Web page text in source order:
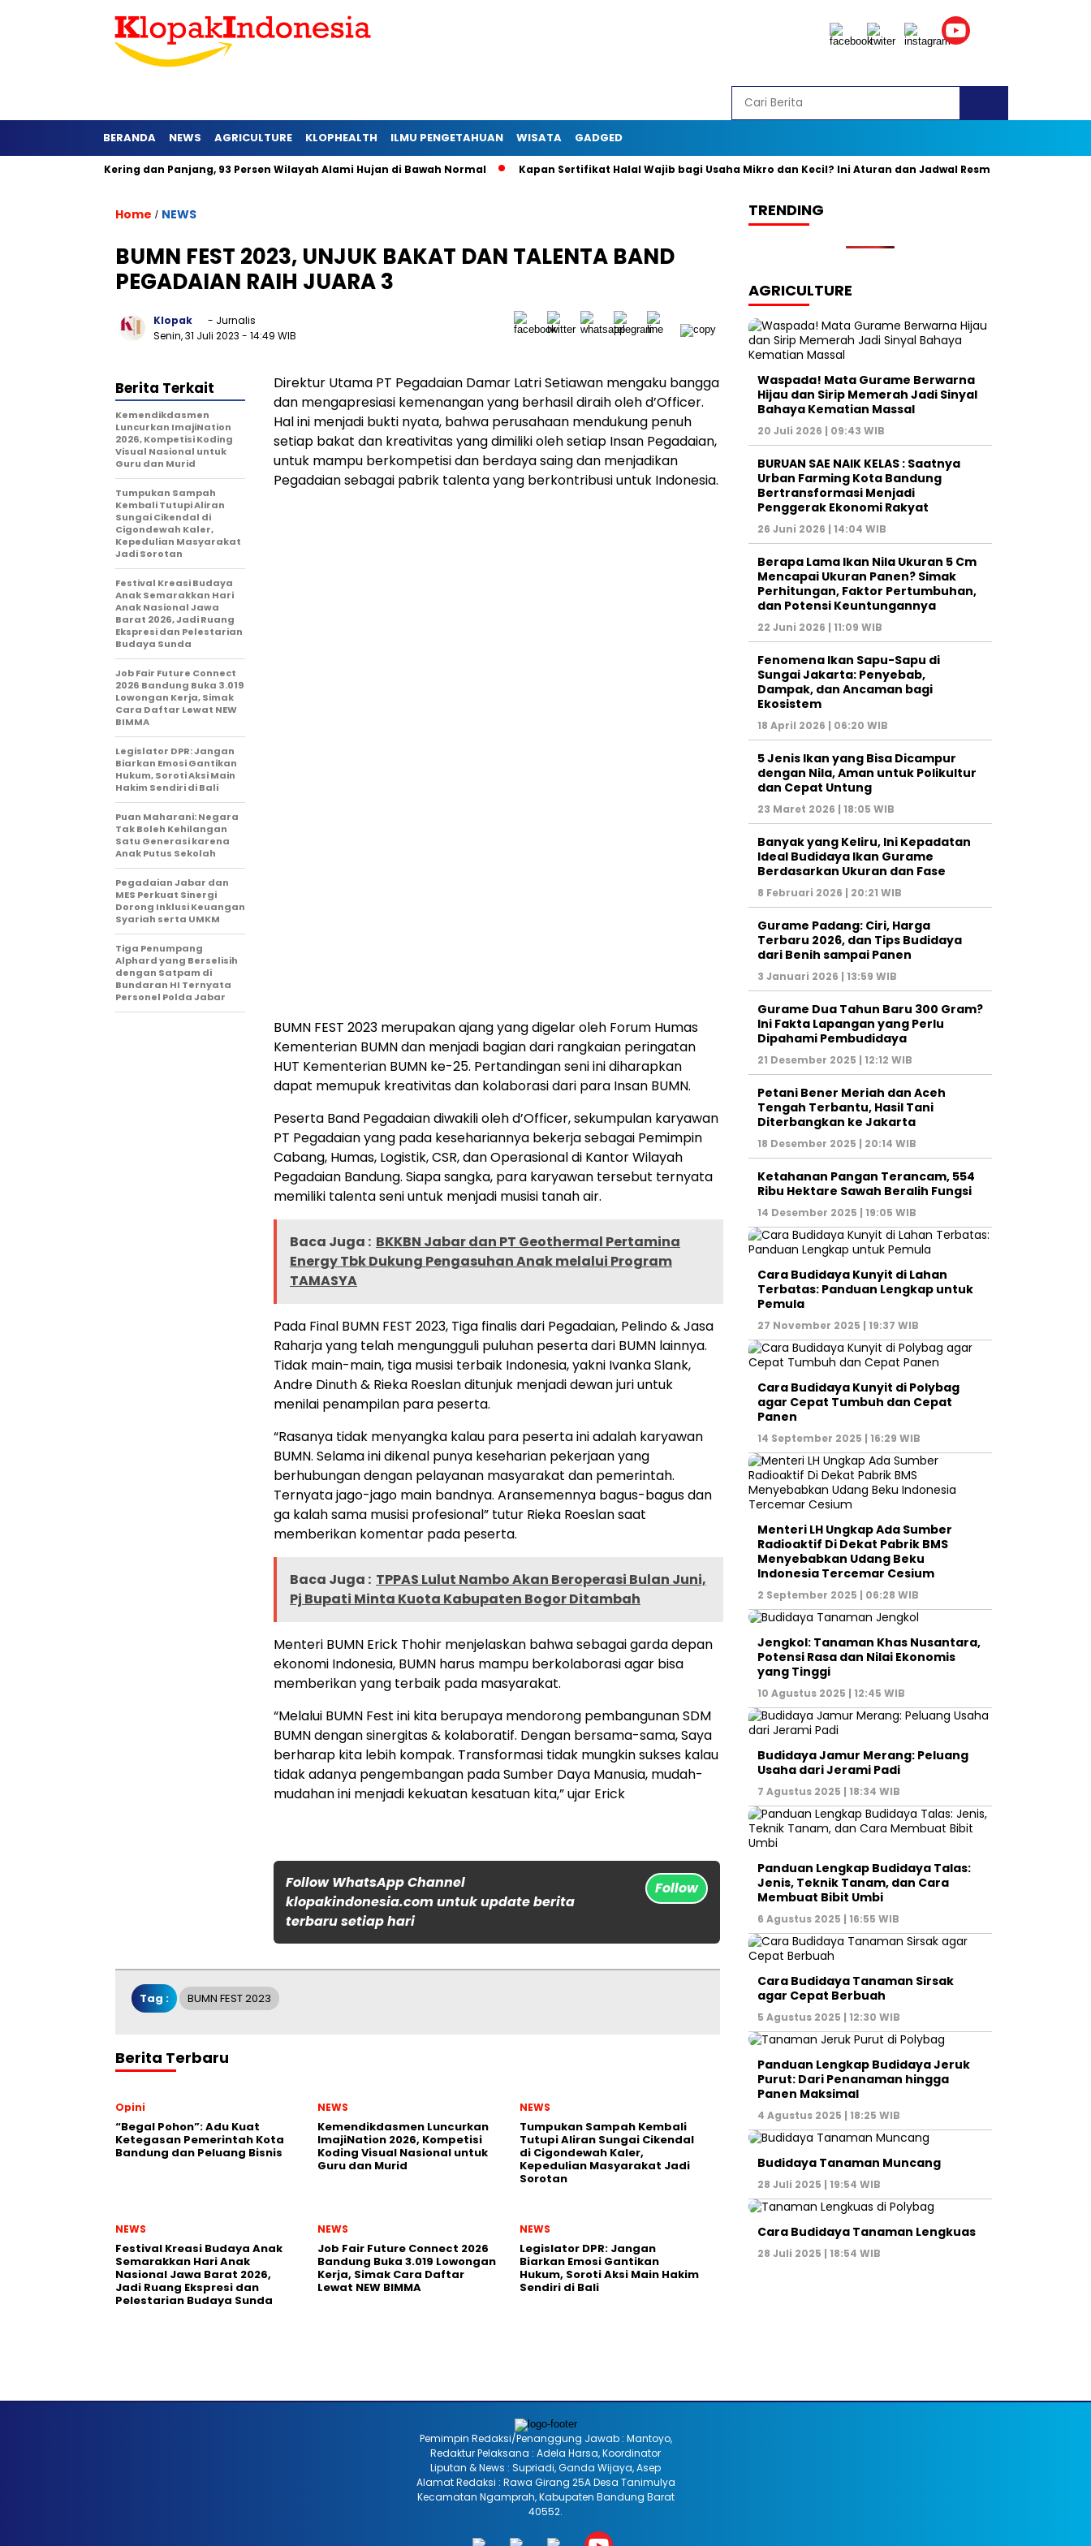
BERANDA NEWS AGRICULTURE KLOPHEALTH ILMU PENGETAHUAN WISATA GADGED
Barat Lebih Kering dan Panjang, 93 Persen Wilayah Alami Hujan di Bawah Normal Kapan Sertifikat Halal Wajib bagi Usaha Mikro dan Kecil? Ini Aturan dan Jadwal Resminya
Home / NEWS
BUMN FEST 2023, UNJUK BAKAT DAN TALENTA BAND
PEGADAIAN RAIH JUARA 3
Klopak
- Jurnalis
Senin, 31 Juli 2023 - 14:49 WIB
Direktur Utama PT Pegadaian Damar Latri Setiawan mengaku bangga
dan mengapresiasi kemenangan yang berhasil diraih oleh d’Officer.
Hal ini menjadi bukti nyata, bahwa perusahaan mendukung penuh
setiap bakat dan kreativitas yang dimiliki oleh setiap Insan Pegadaian,
untuk mampu berkompetisi dan berdaya saing dan menjadikan
Pegadaian sebagai pabrik talenta yang berkontribusi untuk Indonesia.
BUMN FEST 2023 merupakan ajang yang digelar oleh Forum Humas
Kementerian BUMN dan menjadi bagian dari rangkaian peringatan
HUT Kementerian BUMN ke-25. Pertandingan seni ini diharapkan
dapat memupuk kreativitas dan kolaborasi dari para Insan BUMN.
Peserta Band Pegadaian diwakili oleh d’Officer, sekumpulan karyawan
PT Pegadaian yang pada kesehariannya bekerja sebagai Pemimpin
Cabang, Humas, Logistik, CSR, dan Operasional di Kantor Wilayah
Pegadaian Bandung. Siapa sangka, para karyawan tersebut ternyata
memiliki talenta seni untuk menjadi musisi tanah air.
Baca Juga : BKKBN Jabar dan PT Geothermal Pertamina
Energy Tbk Dukung Pengasuhan Anak melalui Program
TAMASYA
Pada Final BUMN FEST 2023, Tiga finalis dari Pegadaian, Pelindo & Jasa
Raharja yang telah mengungguli puluhan peserta dari BUMN lainnya.
Tidak main-main, tiga musisi terbaik Indonesia, yakni Ivanka Slank,
Andre Dinuth & Rieka Roeslan ditunjuk menjadi dewan juri untuk
menilai penampilan para peserta.
“Rasanya tidak menyangka kalau para peserta ini adalah karyawan
BUMN. Selama ini dikenal punya keseharian pekerjaan yang
berhubungan dengan pelayanan masyarakat dan pemerintah.
Ternyata jago-jago main bandnya. Aransemennya bagus-bagus dan
ga kalah sama musisi profesional” tutur Rieka Roeslan saat
memberikan komentar pada peserta.
Baca Juga : TPPAS Lulut Nambo Akan Beroperasi Bulan Juni,
Pj Bupati Minta Kuota Kabupaten Bogor Ditambah
Menteri BUMN Erick Thohir menjelaskan bahwa sebagai garda depan
ekonomi Indonesia, BUMN harus mampu berkolaborasi agar bisa
memberikan yang terbaik pada masyarakat.
“Melalui BUMN Fest ini kita berupaya mendorong pembangunan SDM
BUMN dengan sinergitas & kolaboratif. Dengan bersama-sama, Saya
berharap kita lebih kompak. Transformasi tidak mungkin sukses kalau
tidak adanya pengembangan pada Sumber Daya Manusia, mudah-
mudahan ini menjadi kekuatan kesatuan kita,” ujar Erick
Follow WhatsApp Channel
klopakindonesia.com untuk update berita
terbaru setiap hari
Follow
Berita Terkait
Kemendikdasmen
Luncurkan ImajiNation
2026, Kompetisi Koding
Visual Nasional untuk
Guru dan Murid
Tumpukan Sampah
Kembali Tutupi Aliran
Sungai Cikendal di
Cigondewah Kaler,
Kepedulian Masyarakat
Jadi Sorotan
Festival Kreasi Budaya
Anak Semarakkan Hari
Anak Nasional Jawa
Barat 2026, Jadi Ruang
Ekspresi dan Pelestarian
Budaya Sunda
Job Fair Future Connect
2026 Bandung Buka 3.019
Lowongan Kerja, Simak
Cara Daftar Lewat NEW
BIMMA
Legislator DPR: Jangan
Biarkan Emosi Gantikan
Hukum, Soroti Aksi Main
Hakim Sendiri di Bali
Puan Maharani: Negara
Tak Boleh Kehilangan
Satu Generasi karena
Anak Putus Sekolah
Pegadaian Jabar dan
MES Perkuat Sinergi
Dorong Inklusi Keuangan
Syariah serta UMKM
Tiga Penumpang
Alphard yang Berselisih
dengan Satpam di
Bundaran HI Ternyata
Personel Polda Jabar
Tag : BUMN FEST 2023
Berita Terbaru
Opini
“Begal Pohon”: Adu Kuat
Ketegasan Pemerintah Kota
Bandung dan Peluang Bisnis
NEWS
Kemendikdasmen Luncurkan
ImajiNation 2026, Kompetisi
Koding Visual Nasional untuk
Guru dan Murid
NEWS
Tumpukan Sampah Kembali
Tutupi Aliran Sungai Cikendal
di Cigondewah Kaler,
Kepedulian Masyarakat Jadi
Sorotan
NEWS
Festival Kreasi Budaya Anak
Semarakkan Hari Anak
Nasional Jawa Barat 2026,
Jadi Ruang Ekspresi dan
Pelestarian Budaya Sunda
NEWS
Job Fair Future Connect 2026
Bandung Buka 3.019 Lowongan
Kerja, Simak Cara Daftar
Lewat NEW BIMMA
NEWS
Legislator DPR: Jangan
Biarkan Emosi Gantikan
Hukum, Soroti Aksi Main Hakim
Sendiri di Bali
TRENDING
AGRICULTURE
Waspada! Mata Gurame Berwarna
Hijau dan Sirip Memerah Jadi Sinyal
Bahaya Kematian Massal
20 Juli 2026 | 09:43 WIB
BURUAN SAE NAIK KELAS : Saatnya
Urban Farming Kota Bandung
Bertransformasi Menjadi
Penggerak Ekonomi Rakyat
26 Juni 2026 | 14:04 WIB
Berapa Lama Ikan Nila Ukuran 5 Cm
Mencapai Ukuran Panen? Simak
Perhitungan, Faktor Pertumbuhan,
dan Potensi Keuntungannya
22 Juni 2026 | 11:09 WIB
Fenomena Ikan Sapu-Sapu di
Sungai Jakarta: Penyebab,
Dampak, dan Ancaman bagi
Ekosistem
18 April 2026 | 06:20 WIB
5 Jenis Ikan yang Bisa Dicampur
dengan Nila, Aman untuk Polikultur
dan Cepat Untung
23 Maret 2026 | 18:05 WIB
Banyak yang Keliru, Ini Kepadatan
Ideal Budidaya Ikan Gurame
Berdasarkan Ukuran dan Fase
8 Februari 2026 | 20:21 WIB
Gurame Padang: Ciri, Harga
Terbaru 2026, dan Tips Budidaya
dari Benih sampai Panen
3 Januari 2026 | 13:59 WIB
Gurame Dua Tahun Baru 300 Gram?
Ini Fakta Lapangan yang Perlu
Dipahami Pembudidaya
21 Desember 2025 | 12:12 WIB
Petani Bener Meriah dan Aceh
Tengah Terbantu, Hasil Tani
Diterbangkan ke Jakarta
18 Desember 2025 | 20:14 WIB
Ketahanan Pangan Terancam, 554
Ribu Hektare Sawah Beralih Fungsi
14 Desember 2025 | 19:05 WIB
Cara Budidaya Kunyit di Lahan
Terbatas: Panduan Lengkap untuk
Pemula
27 November 2025 | 19:37 WIB
Cara Budidaya Kunyit di Polybag
agar Cepat Tumbuh dan Cepat
Panen
14 September 2025 | 16:29 WIB
Menteri LH Ungkap Ada Sumber
Radioaktif Di Dekat Pabrik BMS
Menyebabkan Udang Beku
Indonesia Tercemar Cesium
2 September 2025 | 06:28 WIB
Jengkol: Tanaman Khas Nusantara,
Potensi Rasa dan Nilai Ekonomis
yang Tinggi
10 Agustus 2025 | 12:45 WIB
Budidaya Jamur Merang: Peluang
Usaha dari Jerami Padi
7 Agustus 2025 | 18:34 WIB
Panduan Lengkap Budidaya Talas:
Jenis, Teknik Tanam, dan Cara
Membuat Bibit Umbi
6 Agustus 2025 | 16:55 WIB
Cara Budidaya Tanaman Sirsak
agar Cepat Berbuah
5 Agustus 2025 | 12:30 WIB
Panduan Lengkap Budidaya Jeruk
Purut: Dari Penanaman hingga
Panen Maksimal
4 Agustus 2025 | 18:25 WIB
Budidaya Tanaman Muncang
28 Juli 2025 | 19:54 WIB
Cara Budidaya Tanaman Lengkuas
28 Juli 2025 | 18:54 WIB
Pemimpin Redaksi/Penanggung Jawab : Mantoyo,
Redaktur Pelaksana : Adela Harsa, Koordinator
Liputan & News : Supriadi, Ganda Wijaya, Asep
Alamat Redaksi : Rawa Girang 25A Desa Tanimulya
Kecamatan Ngamprah, Kabupaten Bandung Barat
40552.